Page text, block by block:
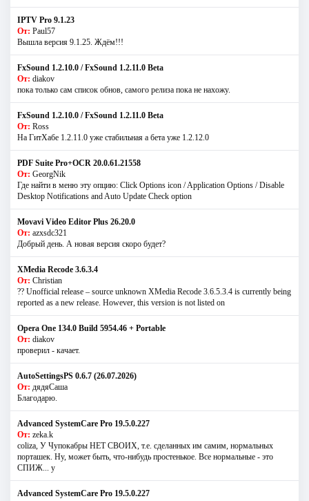
IPTV Pro 9.1.23
От: Paul57
Вышла версия 9.1.25. Ждём!!!
FxSound 1.2.10.0 / FxSound 1.2.11.0 Beta
От: diakov
пока только сам список обнов, самого релиза пока не нахожу.
FxSound 1.2.10.0 / FxSound 1.2.11.0 Beta
От: Ross
На ГитХабе 1.2.11.0 уже стабильная а бета уже 1.2.12.0
PDF Suite Pro+OCR 20.0.61.21558
От: GeorgNik
Где найти в меню эту опцию: Click Options icon / Application Options / Disable
Desktop Notifications and Auto Update Check option
Movavi Video Editor Plus 26.20.0
От: azxsdc321
Добрый день. А новая версия скоро будет?
XMedia Recode 3.6.3.4
От: Christian
?? Unofficial release – source unknown XMedia Recode 3.6.5.3.4 is currently being
reported as a new release. However, this version is not listed on
Opera One 134.0 Build 5954.46 + Portable
От: diakov
проверил - качает.
AutoSettingsPS 0.6.7 (26.07.2026)
От: дядяСаша
Благодарю.
Advanced SystemCare Pro 19.5.0.227
От: zeka.k
coliza, У Чупокабры НЕТ СВОИХ, т.е. сделанных им самим, нормальных
порташек. Ну, может быть, что-нибудь простенькое. Все нормальные - это
СПИЖ... у
Advanced SystemCare Pro 19.5.0.227